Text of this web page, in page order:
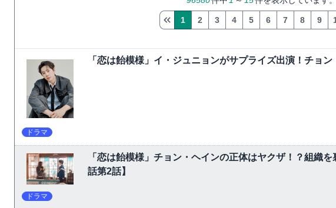
1 2 3 4 5 6 7 8 9
「恋は飴模様」イ・ジュニョンがサプライズ出演！チョ
ドラマ
「恋は飴模様」チョン・ヘインの正体はヤクザ！？組織
話第2話】
ドラマ